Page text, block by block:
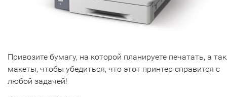
Привозите бумагу, на которой планируете печатать, а
макеты, чтобы убедиться, что этот принтер справится с
любой задачей!